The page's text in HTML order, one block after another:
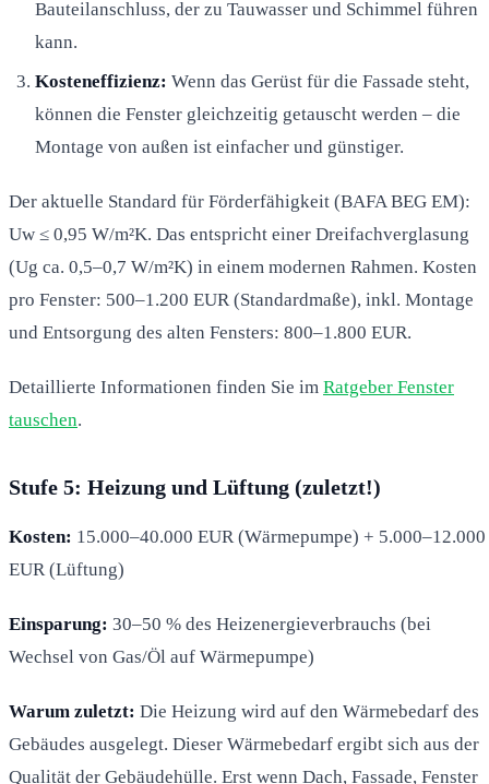
Bauteilanschluss, der zu Tauwasser und Schimmel führen
kann.
Kosteneffizienz: Wenn das Gerüst für die Fassade steht,
können die Fenster gleichzeitig getauscht werden – die
Montage von außen ist einfacher und günstiger.
Der aktuelle Standard für Förderfähigkeit (BAFA BEG EM):
Uw ≤ 0,95 W/m²K. Das entspricht einer Dreifachverglasung
(Ug ca. 0,5–0,7 W/m²K) in einem modernen Rahmen. Kosten
pro Fenster: 500–1.200 EUR (Standardmaße), inkl. Montage
und Entsorgung des alten Fensters: 800–1.800 EUR.
Detaillierte Informationen finden Sie im Ratgeber Fenster
tauschen.
Stufe 5: Heizung und Lüftung (zuletzt!)
Kosten: 15.000–40.000 EUR (Wärmepumpe) + 5.000–12.000
EUR (Lüftung)
Einsparung: 30–50 % des Heizenergieverbrauchs (bei
Wechsel von Gas/Öl auf Wärmepumpe)
Warum zuletzt: Die Heizung wird auf den Wärmebedarf des
Gebäudes ausgelegt. Dieser Wärmebedarf ergibt sich aus der
Qualität der Gebäudehülle. Erst wenn Dach, Fassade, Fenster